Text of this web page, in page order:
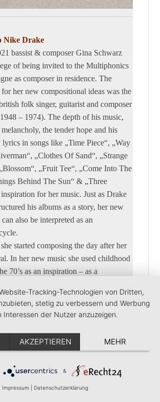
Nike Drake
bassist & composer Gina Schwarz
of being invited to the Multiphonics
as composer in residence. The
her new compositional ideas was the
folk singer, guitarist and composer
– 1974). The depth of his music,
melancholy, the tender hope and his
in songs like „Time Piece“, „Way
„Clothes Of Sand“, „Strange
„Fruit Tee“, „Come Into The
Behind The Sun“ & „Three
for her music. Just as Drake
his albums as a story, her new
also be interpreted as an
started composing the day after her
In her new music she used childhood
70’s as an inspiration – as a
– clarinet
– contra-alto clarinet, C-melody
Tracking-Technologien von Dritten,
stetig zu verbessern und Werbung
der Nutzer anzuzeigen.
AKZEPTIEREN MEHR
&
Impressum Datenschutzerklärung